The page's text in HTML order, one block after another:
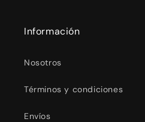
Información
Nosotros
Términos y condiciones
Envíos